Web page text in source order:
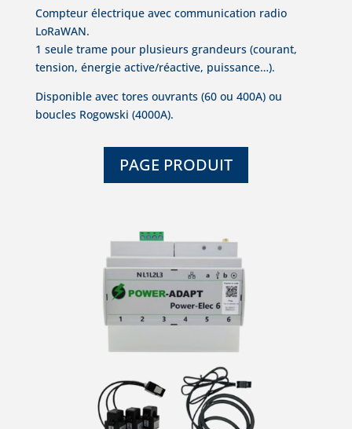
Compteur électrique avec communication radio
LoRaWAN.
1 seule trame pour plusieurs grandeurs (courant,
tension, énergie active/réactive, puissance…).
Disponible avec tores ouvrants (60 ou 400A) ou
boucles Rogowski (4000A).
PAGE PRODUIT